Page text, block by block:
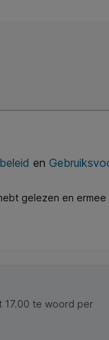
en
gelezen en
17.00 te woord per